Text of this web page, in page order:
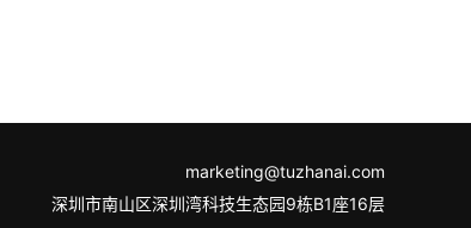
marketing@tuzhanai.com
深圳市南山区深圳湾科技生态园9栋B1座16层